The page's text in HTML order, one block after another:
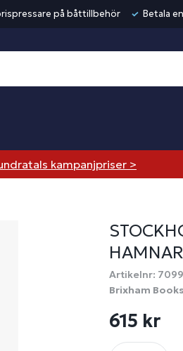
på båttillbehör Betala
kampanjpriser >
Artikelnr:
Brixham Books
615 kr